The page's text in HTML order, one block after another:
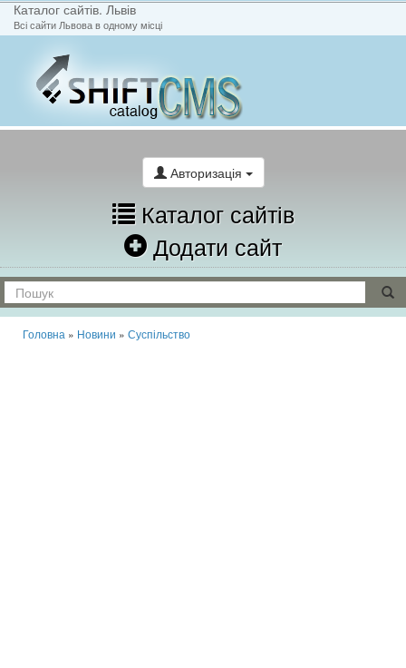
Каталог сайтів. Львів
Всі сайти Львова в одному місці
Авторизація
Каталог сайтів
Додати сайт
Головна » Новини » Суспільство